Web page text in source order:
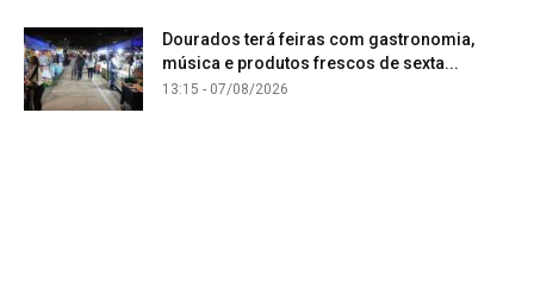
Dourados terá feiras com gastronomia,
música e produtos frescos de sexta...
13:15 - 07/08/2026